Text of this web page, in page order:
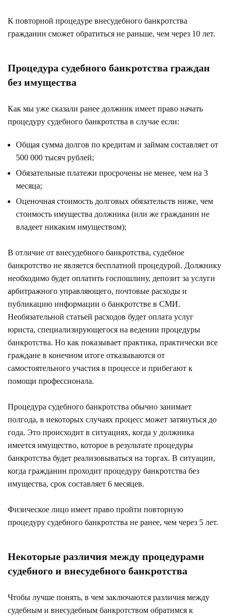
К повторной процедуре внесудебного банкротства
гражданин сможет обратиться не раньше, чем через 10 лет.
Процедура судебного банкротства граждан
без имущества
Как мы уже сказали ранее должник имеет право начать
процедуру судебного банкротства в случае если:
Общая сумма долгов по кредитам и займам составляет от
500 000 тысяч рублей;
Обязательные платежи просрочены не менее, чем на 3
месяца;
Оценочная стоимость долговых обязательств ниже, чем
стоимость имущества должника (или же гражданин не
владеет никаким имуществом);
В отличие от внесудебного банкротства, судебное
банкротство не является бесплатной процедурой. Должнику
необходимо будет оплатить госпошлину, депозит за услуги
арбитражного управляющего, почтовые расходы и
публикацию информации о банкротстве в СМИ.
Необязательной статьей расходов будет оплата услуг
юриста, специализирующегося на ведении процедуры
банкротства. Но как показывает практика, практически все
граждане в конечном итоге отказываются от
самостоятельного участия в процессе и прибегают к
помощи профессионала.
Процедура судебного банкротства обычно занимает
полгода, в некоторых случаях процесс может затянуться до
года. Это происходит в ситуациях, когда у должника
имеется имущество, которое в результате процедуры
банкротства будет реализовываться на торгах. В ситуации,
когда гражданин проходит процедуру банкротства без
имущества, срок составляет 6 месяцев.
Физическое лицо имеет право пройти повторную
процедуру судебного банкротства не ранее, чем через 5 лет.
Некоторые различия между процедурами
судебного и внесудебного банкротства
Чтобы лучше понять, в чем заключаются различия между
судебным и внесудебным банкротством обратимся к